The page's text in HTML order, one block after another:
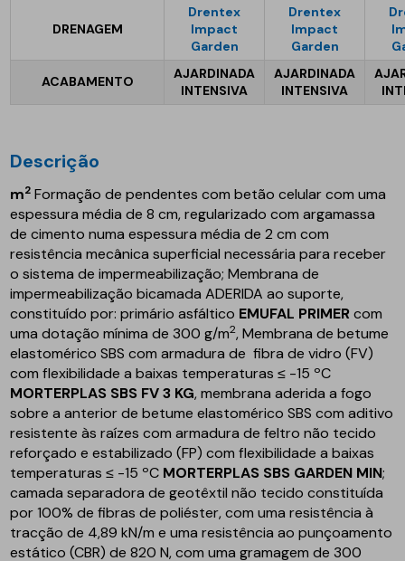
DRENAGEM
Drentex
Impact
Garden
Drentex
Impact
Garden
ACABAMENTO
AJARDINADA
INTENSIVA
AJARDINADA
INTENSIVA
Descrição
m2 Formação de pendentes com betão celular com uma
espessura média de 8 cm, regularizado com argamassa
de cimento numa espessura média de 2 cm com
resistência mecânica superficial necessária para receber
o sistema de impermeabilização; Membrana de
impermeabilização bicamada ADERIDA ao suporte,
constituído por: primário asfáltico EMUFAL PRIMERcom
uma dotação mínima de 300 g/m2, Membrana de betume
elastomérico SBS com armadura de fibra de vidro (FV)
com flexibilidade a baixas temperaturas ≤ -15 ºC
MORTERPLAS SBS FV 3 KG, membrana aderida a fogo
sobre a anterior de betume elastomérico SBS com aditivo
resistente às raízes com armadura de feltro não tecido
reforçado e estabilizado (FP) com flexibilidade a baixas
temperaturas ≤ -15 ºC MORTERPLAS SBS GARDEN MIN;
camada separadora de geotêxtil não tecido constituída
por 100% de fibras de poliéster, com uma resistência à
tracção de 4,89 kN/m e uma resistência ao punçoamento
estático (CBR) de 820 N, com uma gramagem de 300